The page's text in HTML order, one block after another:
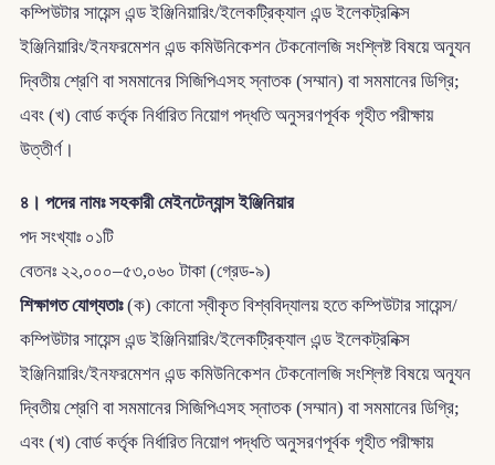
কম্পিউটার সায়েন্স এন্ড ইঞ্জিনিয়ারিং/ইলেকট্রিক্যাল এন্ড ইলেকট্রনিক্স
ইঞ্জিনিয়ারিং/ইনফরমেশন এন্ড কমিউনিকেশন টেকনোলজি সংশ্লিষ্ট বিষয়ে অন্যূন
দ্বিতীয় শ্রেণি বা সমমানের সিজিপিএসহ স্নাতক (সম্মান) বা সমমানের ডিগ্রি;
এবং (খ) বোর্ড কর্তৃক নির্ধারিত নিয়োগ পদ্ধতি অনুসরণপূর্বক গৃহীত পরীক্ষায়
উত্তীর্ণ।
৪। পদের নামঃ সহকারী মেইনটেন্যান্স ইঞ্জিনিয়ার
পদ সংখ্যাঃ ০১টি
বেতনঃ ২২,০০০–৫৩,০৬০ টাকা (গ্রেড-৯)
শিক্ষাগত যোগ্যতাঃ(ক) কোনো স্বীকৃত বিশ্ববিদ্যালয় হতে কম্পিউটার সায়েন্স/
কম্পিউটার সায়েন্স এন্ড ইঞ্জিনিয়ারিং/ইলেকট্রিক্যাল এন্ড ইলেকট্রনিক্স
ইঞ্জিনিয়ারিং/ইনফরমেশন এন্ড কমিউনিকেশন টেকনোলজি সংশ্লিষ্ট বিষয়ে অন্যূন
দ্বিতীয় শ্রেণি বা সমমানের সিজিপিএসহ স্নাতক (সম্মান) বা সমমানের ডিগ্রি;
এবং (খ) বোর্ড কর্তৃক নির্ধারিত নিয়োগ পদ্ধতি অনুসরণপূর্বক গৃহীত পরীক্ষায়